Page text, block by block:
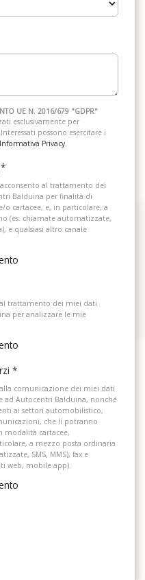
UE N. 2016/679 "GDPR"
esclusivamente per
possono esercitare i
Informativa Privacy
*
al trattamento dei
Balduina per finalità di
cartacee, e, in particolare, a
(es. chiamate automatizzate,
e qualsiasi altro canale
trattamento dei miei dati
per analizzare le mie
*
comunicazione dei miei dati
ad Autocentri Balduina, nonché
ai settori automobilistico,
che li potranno
modalità cartacee,
a mezzo posta ordinaria
SMS, MMS), fax e
web, mobile app).